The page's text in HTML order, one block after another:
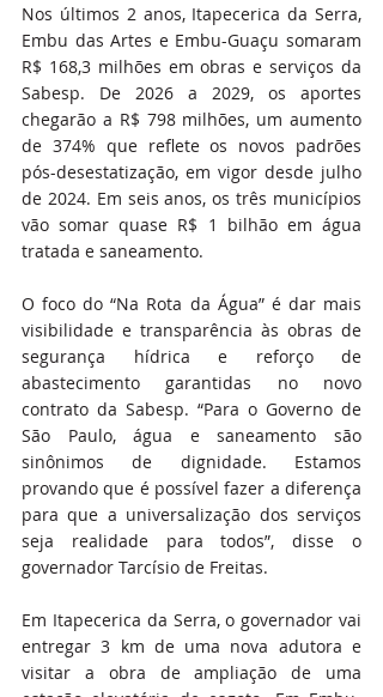
Nos últimos 2 anos, Itapecerica da Serra,
Embu das Artes e Embu-Guaçu somaram
R$ 168,3 milhões em obras e serviços da
Sabesp. De 2026 a 2029, os aportes
chegarão a R$ 798 milhões, um aumento
de 374% que reflete os novos padrões
pós-desestatização, em vigor desde julho
de 2024. Em seis anos, os três municípios
vão somar quase R$ 1 bilhão em água
tratada e saneamento.
O foco do “Na Rota da Água” é dar mais
visibilidade e transparência às obras de
segurança hídrica e reforço de
abastecimento garantidas no novo
contrato da Sabesp. “Para o Governo de
São Paulo, água e saneamento são
sinônimos de dignidade. Estamos
provando que é possível fazer a diferença
para que a universalização dos serviços
seja realidade para todos”, disse o
governador Tarcísio de Freitas.
Em Itapecerica da Serra, o governador vai
entregar 3 km de uma nova adutora e
visitar a obra de ampliação de uma